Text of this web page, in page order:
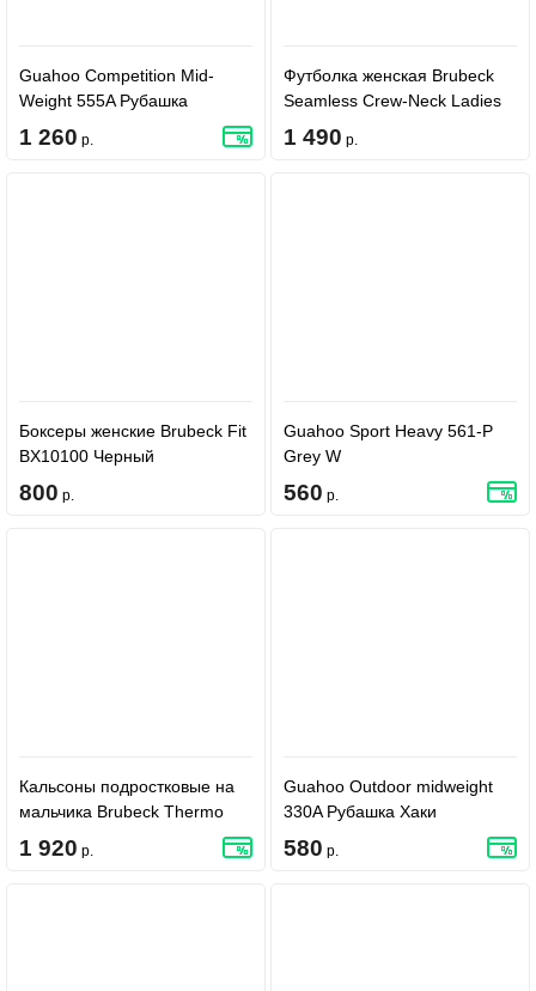
Guahoo Competition Mid-
Weight 555A Рубашка
1 260 р.
Футболка женская Brubeck
Seamless Crew-Neck Ladies
short Sleeve SS01220 Dark
Pink
1 490 р.
Боксеры женские Brubeck Fit
BX10100 Черный
800 р.
Guahoo Sport Heavy 561-P
Grey W
560 р.
Кальсоны подростковые на
мальчика Brubeck Thermo
Junior LE12080 - Blue
1 920 р.
Guahoo Outdoor midweight
330A Рубашка Хаки
580 р.